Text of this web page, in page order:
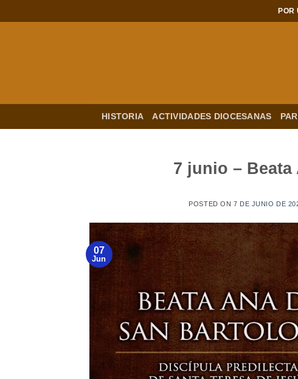
al
POR
HISTORIA ACTIVIDADES DIOCESANAS
7 junio – Beata
POSTED ON 7 DE JUNIO DE
07
Jun